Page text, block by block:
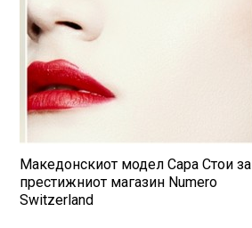
Македонскиот модел Сара Стои за
престижниот магазин Numero
Switzerland